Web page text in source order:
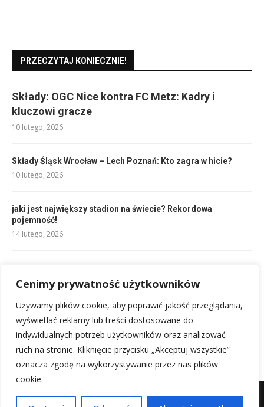
Cenimy prywatność użytkowników
Używamy plików cookie, aby poprawić jakość przeglądania,
wyświetlać reklamy lub treści dostosowane do
indywidualnych potrzeb użytkowników oraz analizować
ruch na stronie. Kliknięcie przycisku „Akceptuj wszystkie”
oznacza zgodę na wykorzystywanie przez nas plików
cookie.
PRZECZYTAJ KONIECZNIE!
Składy: OGC Nice kontra FC Metz: Kadry i
kluczowi gracze
10 lutego, 2026
Składy Śląsk Wrocław – Lech Poznań: Kto zagra w hicie?
10 lutego, 2026
jaki jest największy stadion na świecie? Rekordowa
pojemność!
14 lutego, 2026
10 lutego, 2026
Składy Real Madryt – Al-Hilal: Kto zagra w finale?
10 lutego, 2026
Mapa witryny Kontakt z nami